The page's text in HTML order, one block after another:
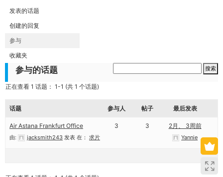
发表的话题
创建的回复
参与
收藏夹
参与的话题
正在查看 1 话题： 1-1 (共 1 个话题)
话题 参与人 帖子 最后发表
Air Astana Frankfurt Office
由: jacksmith243 发表 在： 求片
3 3 2月、 3周前
Yannie